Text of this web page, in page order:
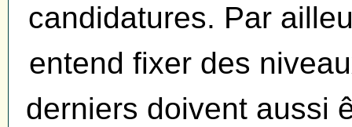
candidatures. Par
entend fixer des
derniers doivent aussi